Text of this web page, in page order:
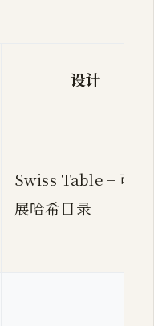
设计
Swiss Table + 可扩
展哈希目录